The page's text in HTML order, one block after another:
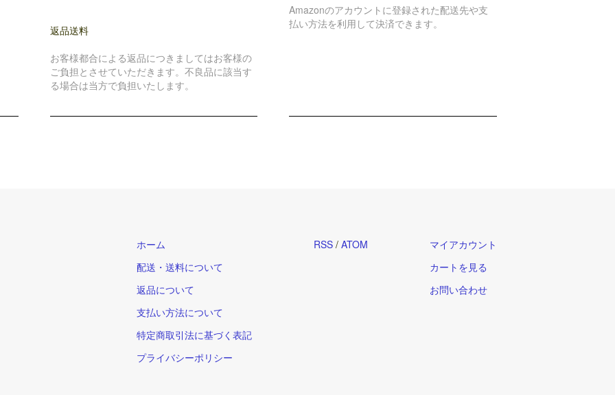
返品送料
お客様都合による返品につきましてはお客様の
ご負担とさせていただきます。不良品に該当す
る場合は当方で負担いたします。
Amazonのアカウントに登録された配送先や支
払い方法を利用して決済できます。
ホーム
配送・送料について
返品について
支払い方法について
特定商取引法に基づく表記
プライバシーポリシー
RSS / ATOM
マイアカウント
カートを見る
お問い合わせ